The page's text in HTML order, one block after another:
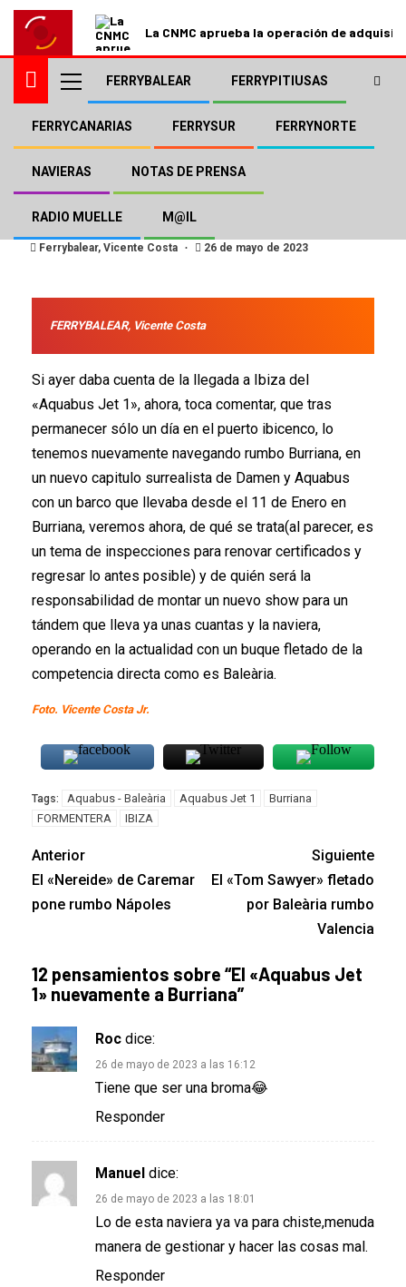
La CNMC aprueba la operación de
FERRYBALEAR FERRYPITIUSAS
FERRYCANARIAS FERRYSUR FERRYNORTE
NAVIERAS NOTAS DE PRENSA
RADIO MUELLE M@IL
El «Aquabus Jet 1»
nuevamente a Burriana
Ferrybalear, Vicente Costa 26 de mayo de 2023
FERRYBALEAR, Vicente Costa
Si ayer daba cuenta de la llegada a Ibiza del
«Aquabus Jet 1», ahora, toca comentar, que tras
permanecer sólo un día en el puerto ibicenco, lo
tenemos nuevamente navegando rumbo Burriana, en
un nuevo capitulo surrealista de Damen y Aquabus
con un barco que llevaba desde el 11 de Enero en
Burriana, veremos ahora, de qué se trata(al parecer, es
un tema de inspecciones para renovar certificados y
regresar lo antes posible) y de quién será la
responsabilidad de montar un nuevo show para un
tándem que lleva ya unas cuantas y la naviera,
operando en la actualidad con un buque fletado de la
competencia directa como es Baleària.
Foto. Vicente Costa Jr.
Tags: Aquabus - Baleària Aquabus Jet 1
Burriana
FORMENTERA
IBIZA
Anterior
El «Nereide» de Caremar
pone rumbo Nápoles
Siguiente
El «Tom Sawyer» fletado
por Baleària rumbo
Valencia
12 pensamientos sobre “El «Aquabus Jet
1» nuevamente a Burriana”
Roc dice:
26 de mayo de 2023 a las 16:12
Tiene que ser una broma😂
Responder
Manuel dice:
26 de mayo de 2023 a las 18:01
Lo de esta naviera ya va para chiste,menuda
manera de gestionar y hacer las cosas mal.
Responder